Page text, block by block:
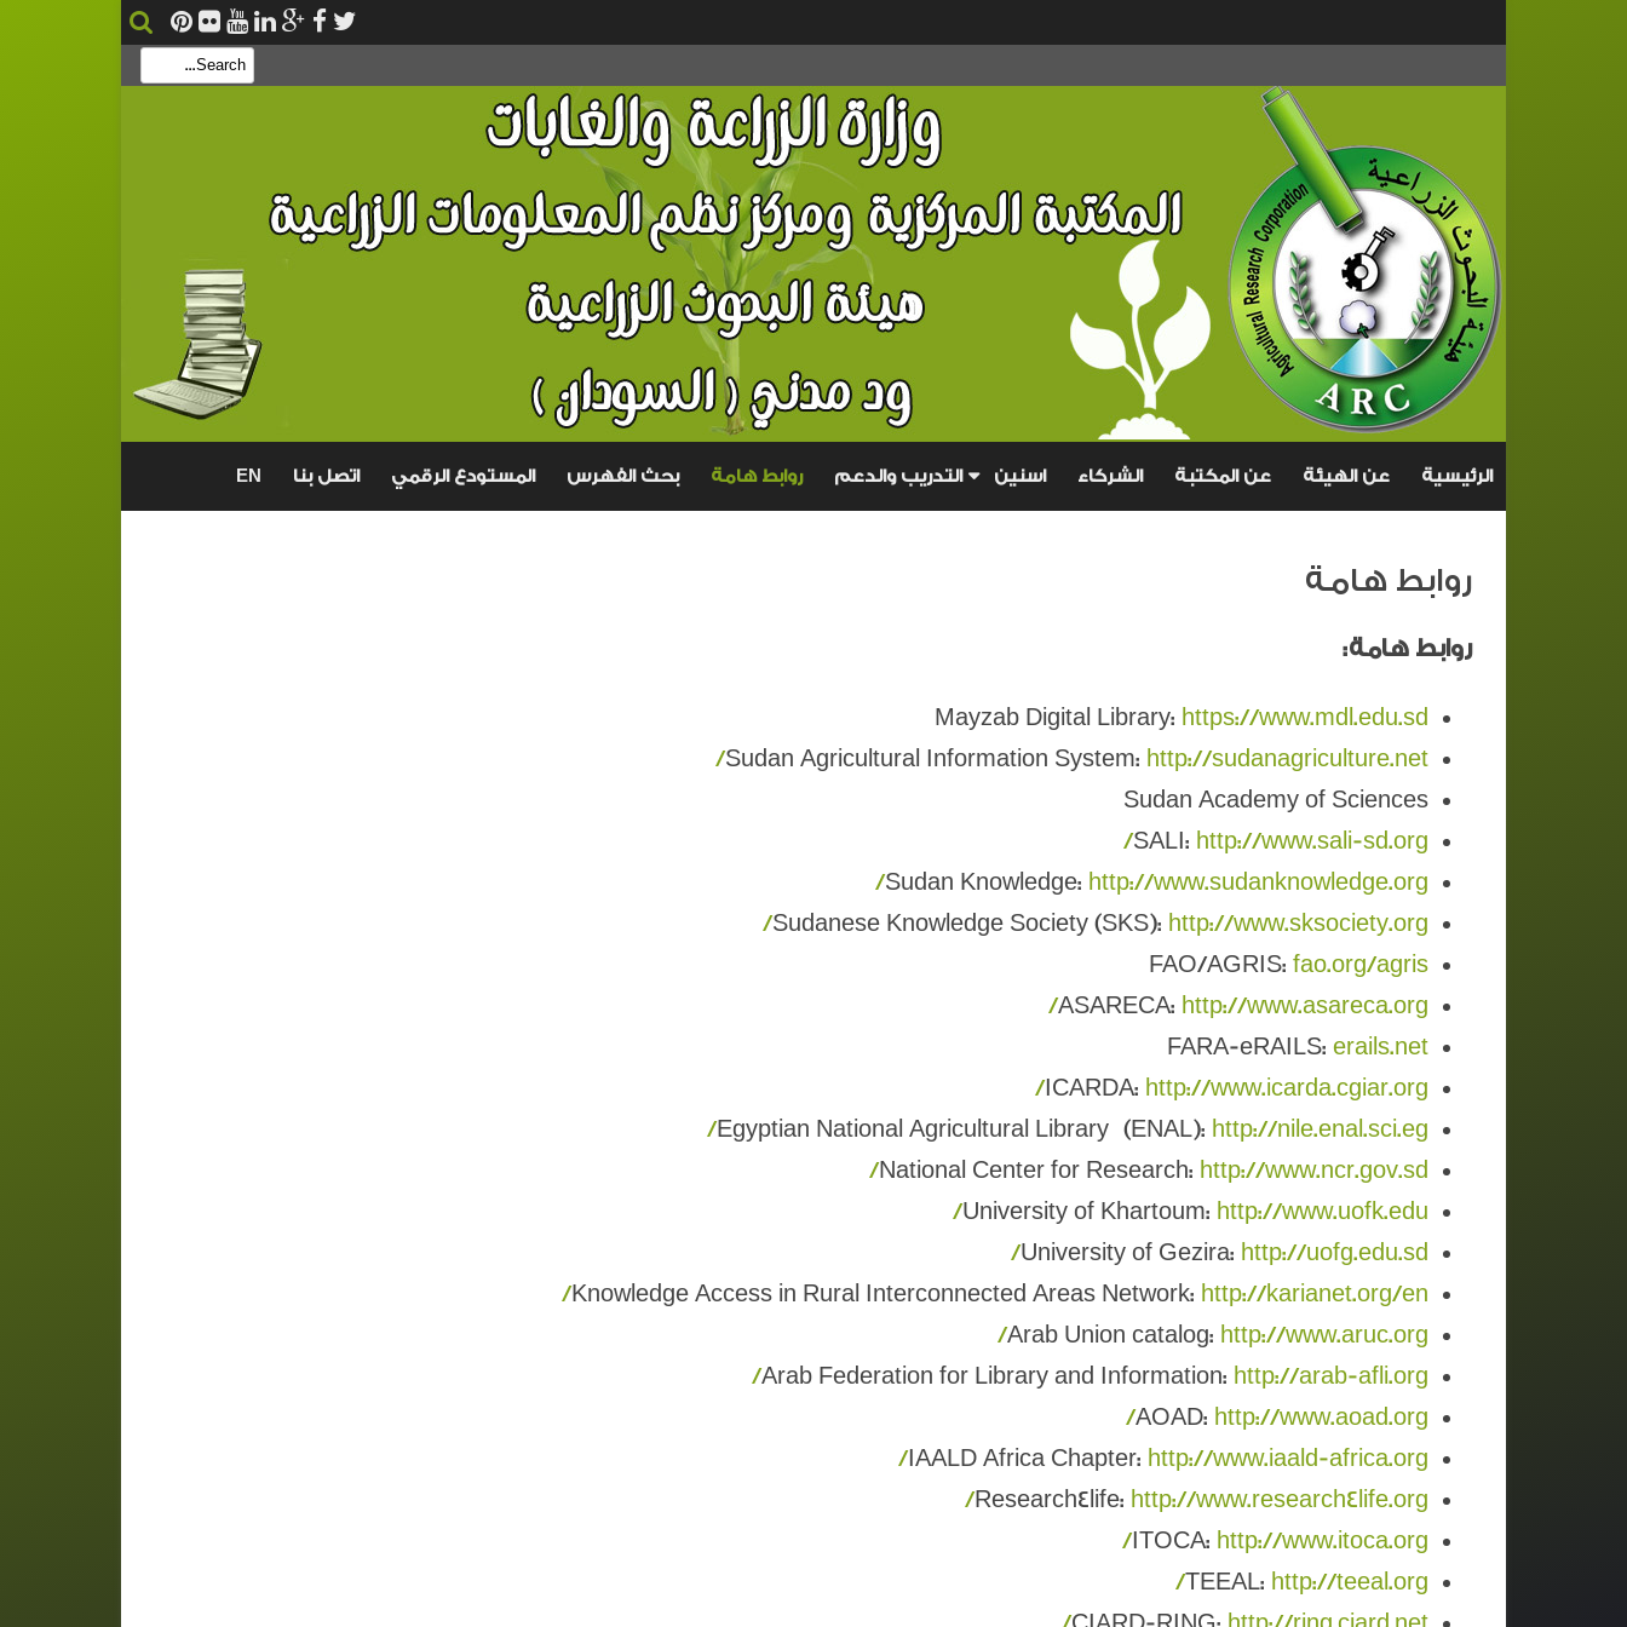
بحث
هذا
المحتوى
الرئيسية عن الهيئة عن المكتبة الشركاء اسنين التدريب والدعم روابط هامة بحث الفهرس المستودع الرقمي اتصل بنا EN
روابط هامة
روابط هامة:
Mayzab Digital Library: https://www.mdl.edu.sd
Sudan Agricultural Information System: http://sudanagriculture.net/
Sudan Academy of Sciences
SALI: http://www.sali-sd.org/
Sudan Knowledge: http://www.sudanknowledge.org/
Sudanese Knowledge Society (SKS): http://www.sksociety.org/
FAO/AGRIS: fao.org/agris
ASARECA: http://www.asareca.org/
FARA-eRAILS: erails.net
ICARDA: http://www.icarda.cgiar.org/
Egyptian National Agricultural Library (ENAL): http://nile.enal.sci.eg/
National Center for Research: http://www.ncr.gov.sd/
University of Khartoum: http://www.uofk.edu/
University of Gezira: http://uofg.edu.sd/
Knowledge Access in Rural Interconnected Areas Network: http://karianet.org/en/
Arab Union catalog: http://www.aruc.org/
Arab Federation for Library and Information: http://arab-afli.org/
AOAD: http://www.aoad.org/
IAALD Africa Chapter: http://www.iaald-africa.org/
Research4life: http://www.research4life.org/
ITOCA: http://www.itoca.org/
TEEAL: http://teeal.org/